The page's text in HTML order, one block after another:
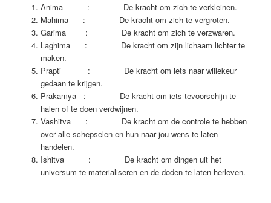
Anima : De kracht om zich te verkleinen.
Mahima : De kracht om zich te vergroten.
Garima : De kracht om zich te verzwaren.
Laghima : De kracht om zijn lichaam lichter te
maken.
Prapti : De kracht om iets naar willekeur
gedaan te krijgen.
Prakamya : De kracht om iets tevoorschijn te
halen of te doen verdwijnen.
Vashitva : De kracht om de controle te hebben
over alle schepselen en hun naar jou wens te laten
handelen.
Ishitva : De kracht om dingen uit het
universum te materialiseren en de doden te laten herleven.